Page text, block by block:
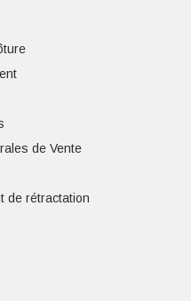
de Vente
de rétractation